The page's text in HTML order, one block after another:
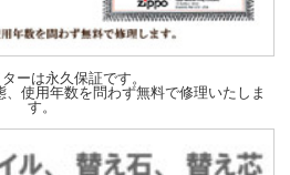
ーは永久保証です。
使用年数を問わず無料で修理いたしま
す。